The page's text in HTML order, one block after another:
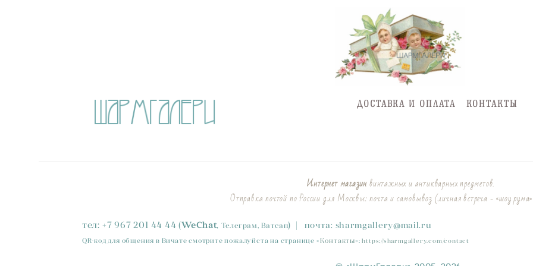
ДОСТАВКА И ОПЛАТА КОНТАКТЫ
Интернет магазин винтажных и антикварных предметов.
Отправка почтой по России для Москвы: почта и самовывоз (личная встреча - «шоу
тел: +7967 201 44 44 (WeChat, Телеграм, Ватсап) | почта: sharmgallery@mail.ru
QR-код для общения в Вичате смотрите пожалуйста на странице «Контакты»:https://sharmgallery.com/contact